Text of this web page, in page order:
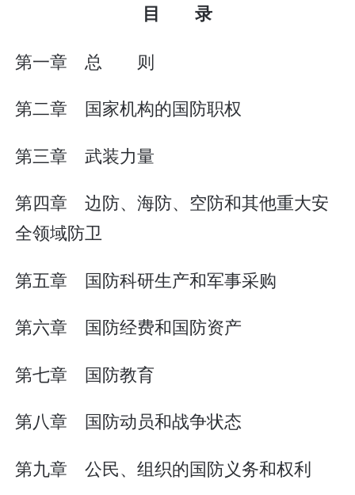
目 录
第一章 总 则
第二章 国家机构的国防职权
第三章 武装力量
第四章 边防、海防、空防和其他重大安
全领域防卫
第五章 国防科研生产和军事采购
第六章 国防经费和国防资产
第七章 国防教育
第八章 国防动员和战争状态
第九章 公民、组织的国防义务和权利